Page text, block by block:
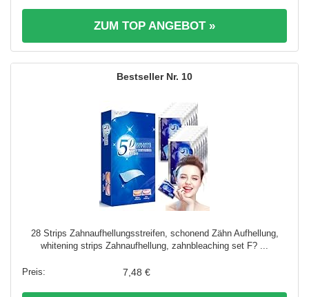
ZUM TOP ANGEBOT »
10
28 Strips Zahnaufhellungsstreifen, schonend Zähn Aufhellung,
whitening strips Zahnaufhellung, zahnbleaching set F? ...
7,48 €